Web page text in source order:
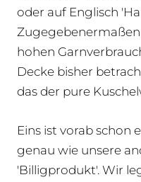
oder auf Englisch
hohen
Decke bisher
das der pure
Eins ist vorab schon
genau wie unsere
'Billigprodukt'. Wir